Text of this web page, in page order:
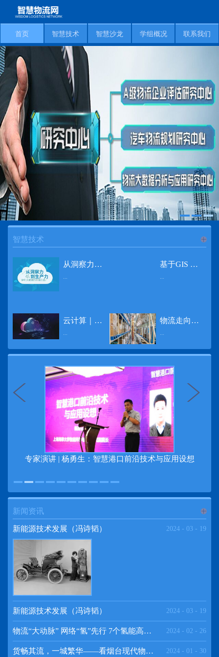
首页 智慧技术 智慧沙龙 学组概况 联系我们
智慧技术
从洞察力到生产力 伊利大数据的价值创造
...
基于GIS 的小城市交通网络分析研究
...
云计算｜边缘计算将为物联网行业带来巨大增长
...
物流走向未来的“魔法师”
...
专家演讲 | 杨勇生：智慧港口前沿技术与应用设想
新闻资讯
新能源技术发展（冯诗韬） 2024 - 03 - 19
新能源技术发展（冯诗韬） 2024 - 03 - 19
物流“大动脉” 网络“氢”先行 7个氢能高速场景落地京津冀 2024 - 02 - 26
货畅其流，一城繁华——看烟台现代物流发展 2024 - 01 - 30
频道
>>